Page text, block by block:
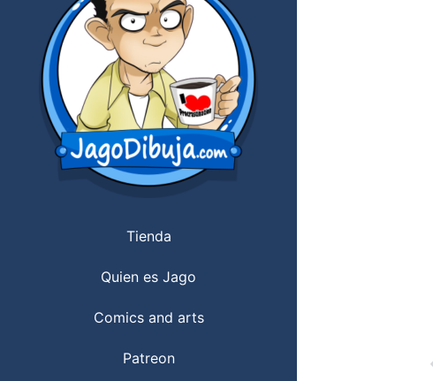
Tienda
Quien es Jago
Comics and arts
Patreon